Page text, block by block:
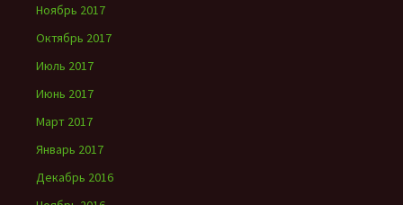
Ноябрь 2017
Октябрь 2017
Июль 2017
Июнь 2017
Март 2017
Январь 2017
Декабрь 2016